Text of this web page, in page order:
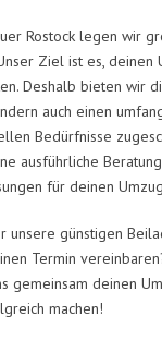
Rostock legen wir
Ziel ist es, deinen
Deshalb bieten wir
auch einen
Bedürfnisse
ausführliche
für deinen
unsere günstigen
Termin
gemeinsam deinen
machen!